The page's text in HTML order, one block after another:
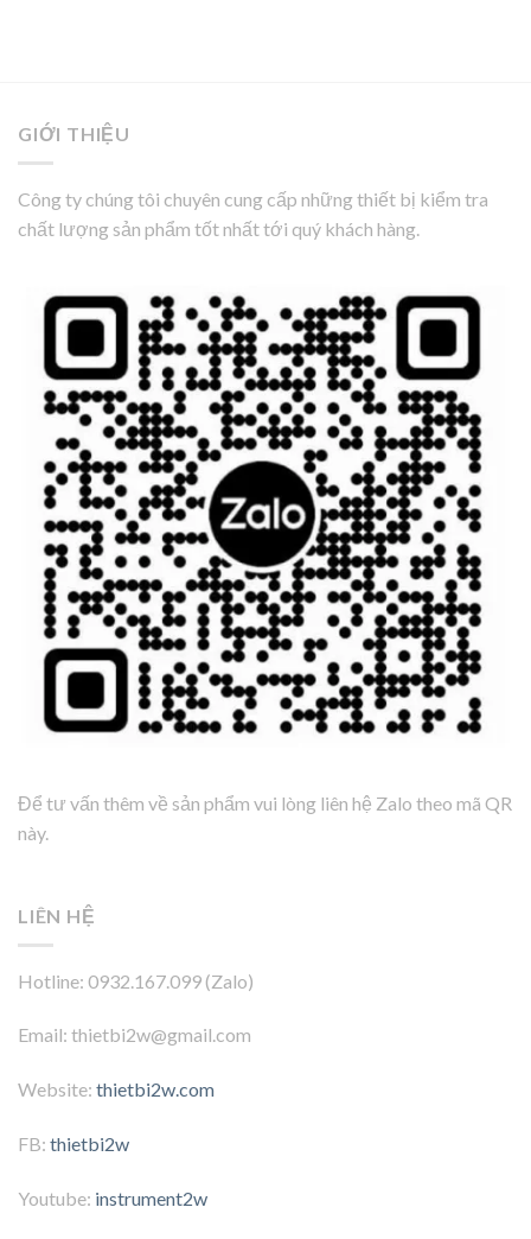
GIỚI THIỆU
Công ty chúng tôi chuyên cung cấp những thiết bị kiểm tra
chất lượng sản phẩm tốt nhất tới quý khách hàng.
Để tư vấn thêm về sản phẩm vui lòng liên hệ Zalo theo mã QR
này.
LIÊN HỆ
Hotline: 0932.167.099 (Zalo)
Email: thietbi2w@gmail.com
Website: thietbi2w.com
FB: thietbi2w
Youtube: instrument2w